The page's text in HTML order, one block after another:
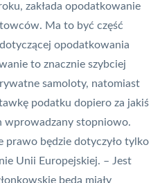
zakłada opodatkowanie
Ma to być część
opodatkowania
to znacznie szybciej
samoloty, natomiast
podatku dopiero za jakiś
wprowadzany stopniowo.
prawo będzie dotyczyło tylko
Unii Europejskiej. – Jest
będą miały